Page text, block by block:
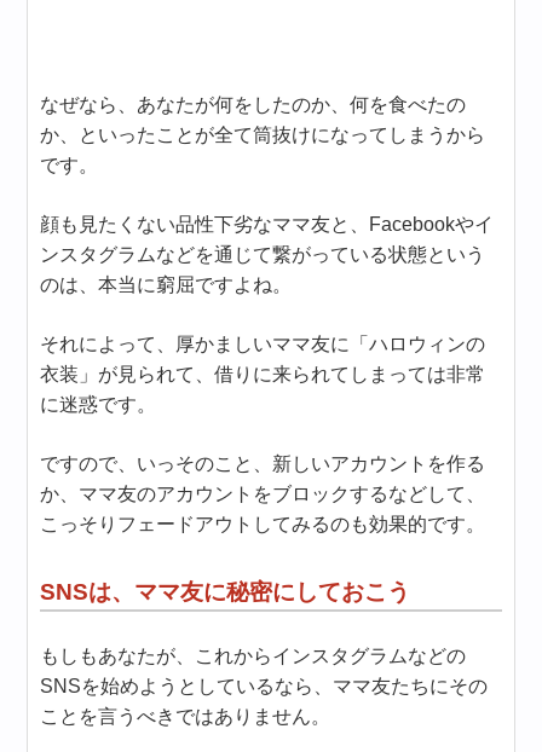
なぜなら、あなたが何をしたのか、何を食べたの
か、といったことが全て筒抜けになってしまうから
です。
顔も見たくない品性下劣なママ友と、Facebookやイ
ンスタグラムなどを通じて繋がっている状態という
のは、本当に窮屈ですよね。
それによって、厚かましいママ友に「ハロウィンの
衣装」が見られて、借りに来られてしまっては非常
に迷惑です。
ですので、いっそのこと、新しいアカウントを作る
か、ママ友のアカウントをブロックするなどして、
こっそりフェードアウトしてみるのも効果的です。
SNSは、ママ友に秘密にしておこう
もしもあなたが、これからインスタグラムなどの
SNSを始めようとしているなら、ママ友たちにその
ことを言うべきではありません。